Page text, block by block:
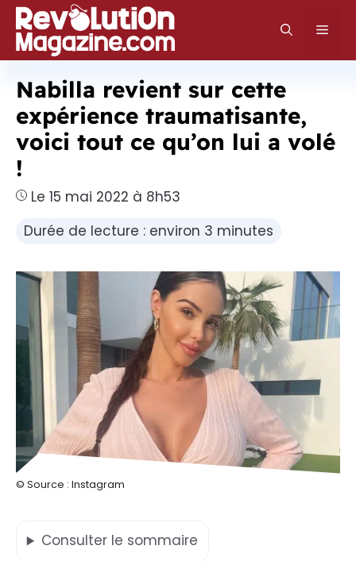
Aller
au
contenu
Nabilla revient sur cette
expérience traumatisante,
voici tout ce qu’on lui a volé
!
Le 15 mai 2022 à 8h53
Durée de lecture : environ 3 minutes
© Source : Instagram
Consulter le sommaire